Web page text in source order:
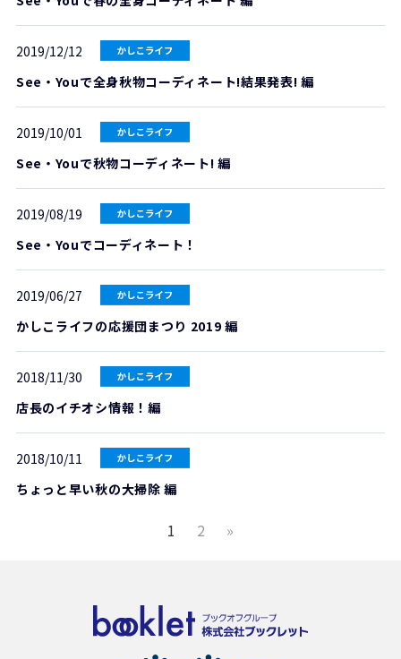
2019/12/12
See・Youで全身秋物コーディネート!結果発表! 編
2019/10/01
See・Youで秋物コーディネート! 編
2019/08/19
See・Youでコーディネート！
2019/06/27
かしこライフの応援団まつり 2019 編
2018/11/30
店長のイチオシ情報！編
2018/10/11
ちょっと早い秋の大掃除 編
1 2 »